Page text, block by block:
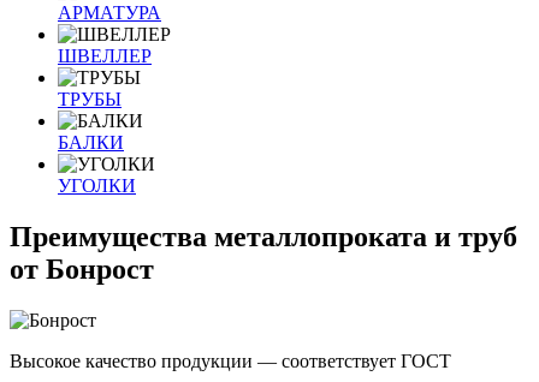
АРМАТУРА
ШВЕЛЛЕР
ТРУБЫ
БАЛКИ
УГОЛКИ
Преимущества металлопроката и труб
от Бонрост
Высокое качество продукции — соответствует ГОСТ